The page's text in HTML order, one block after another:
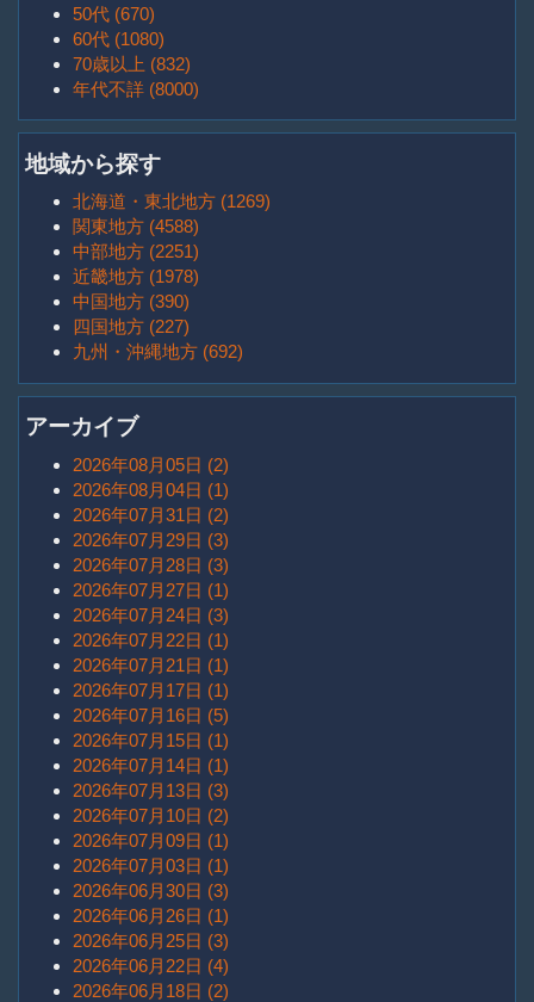
50代 (670)
60代 (1080)
70歳以上 (832)
年代不詳 (8000)
地域から探す
北海道・東北地方 (1269)
関東地方 (4588)
中部地方 (2251)
近畿地方 (1978)
中国地方 (390)
四国地方 (227)
九州・沖縄地方 (692)
アーカイブ
2026年08月05日 (2)
2026年08月04日 (1)
2026年07月31日 (2)
2026年07月29日 (3)
2026年07月28日 (3)
2026年07月27日 (1)
2026年07月24日 (3)
2026年07月22日 (1)
2026年07月21日 (1)
2026年07月17日 (1)
2026年07月16日 (5)
2026年07月15日 (1)
2026年07月14日 (1)
2026年07月13日 (3)
2026年07月10日 (2)
2026年07月09日 (1)
2026年07月03日 (1)
2026年06月30日 (3)
2026年06月26日 (1)
2026年06月25日 (3)
2026年06月22日 (4)
2026年06月18日 (2)